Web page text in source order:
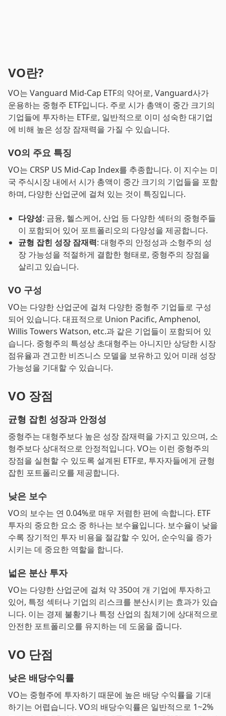
VO란?
VO는 Vanguard Mid-Cap ETF의 약어로, Vanguard사가
운용하는 중형주 ETF입니다. 주로 시가 총액이 중간 크기의
기업들에 투자하는 ETF로, 일반적으로 이미 성숙한 대기업
에 비해 높은 성장 잠재력을 가질 수 있습니다.
VO의 주요 특징
VO는 CRSP US Mid-Cap Index를 추종합니다. 이 지수는 미
국 주식시장 내에서 시가 총액이 중간 크기의 기업들을 포함
하며, 다양한 산업군에 걸쳐 있는 것이 특징입니다.
다양성: 금융, 헬스케어, 산업 등 다양한 섹터의 중형주들
이 포함되어 있어 포트폴리오의 다양성을 제공합니다.
균형 잡힌 성장 잠재력: 대형주의 안정성과 소형주의 성
장 가능성을 적절하게 결합한 형태로, 중형주의 장점을
살리고 있습니다.
VO 구성
VO는 다양한 산업군에 걸쳐 다양한 중형주 기업들로 구성
되어 있습니다. 대표적으로 Union Pacific, Amphenol,
Willis Towers Watson, etc.과 같은 기업들이 포함되어 있
습니다. 중형주의 특성상 초대형주는 아니지만 상당한 시장
점유율과 견고한 비즈니스 모델을 보유하고 있어 미래 성장
가능성을 기대할 수 있습니다.
VO 장점
균형 잡힌 성장과 안정성
중형주는 대형주보다 높은 성장 잠재력을 가지고 있으며, 소
형주보다 상대적으로 안정적입니다. VO는 이런 중형주의
장점을 실현할 수 있도록 설계된 ETF로, 투자자들에게 균형
잡힌 포트폴리오를 제공합니다.
낮은 보수
VO의 보수는 연 0.04%로 매우 저렴한 편에 속합니다. ETF
투자의 중요한 요소 중 하나는 보수율입니다. 보수율이 낮을
수록 장기적인 투자 비용을 절감할 수 있어, 순수익을 증가
시키는 데 중요한 역할을 합니다.
넓은 분산 투자
VO는 다양한 산업군에 걸쳐 약 350여 개 기업에 투자하고
있어, 특정 섹터나 기업의 리스크를 분산시키는 효과가 있습
니다. 이는 경제 불황기나 특정 산업의 침체기에 상대적으로
안전한 포트폴리오를 유지하는 데 도움을 줍니다.
VO 단점
낮은 배당수익률
VO는 중형주에 투자하기 때문에 높은 배당 수익률을 기대
하기는 어렵습니다. VO의 배당수익률은 일반적으로 1~2%